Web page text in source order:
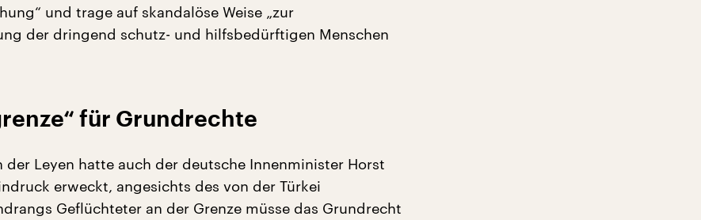
und trage auf skandalöse Weise „zur
der dringend schutz- und hilfsbedürftigen Menschen
für Grundrechte
der Leyen hatte auch der deutsche Innenminister Horst
erweckt, angesichts des von der Türkei
Geflüchteter an der Grenze müsse das Grundrecht